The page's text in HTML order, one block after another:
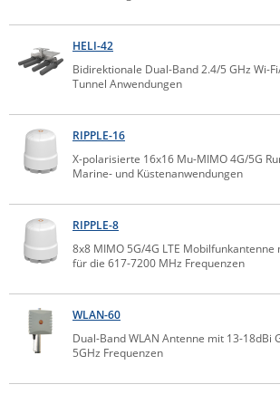
Siretta
SIRIO Antenne
Tactical Software
TEKTELIC
Teltonika
Unwired Networks
Vision
WATTECO
Westermo
Yuasa
ZPE Systems
HELI-42
Bidirektionale Dual-Band 2.4/5 GHz Wi-
Tunnel Anwendungen
RIPPLE-16
X-polarisierte 16x16 Mu-MIMO 4G/5G
Marine- und Küstenanwendungen
RIPPLE-8
8x8 MIMO 5G/4G LTE Mobilfunkantenne
für die 617-7200 MHz Frequenzen
WLAN-60
Dual-Band WLAN Antenne mit 13-18dBi
5GHz Frequenzen